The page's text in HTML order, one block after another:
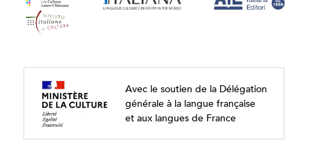
Avec le soutien de la Délégation
générale à la langue française
et aux langues de France